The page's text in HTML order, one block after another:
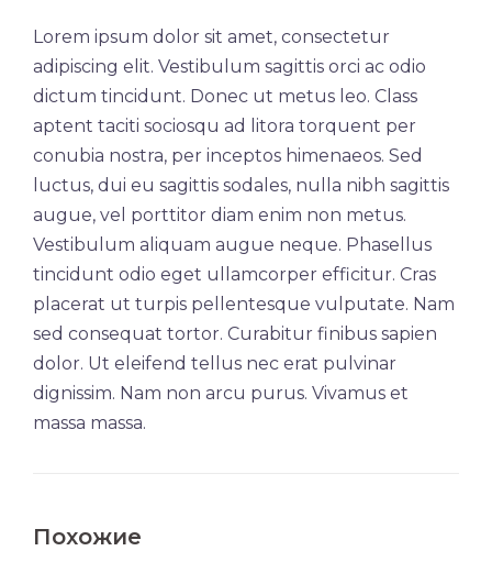
Lorem ipsum dolor sit amet, consectetur
adipiscing elit. Vestibulum sagittis orci ac odio
dictum tincidunt. Donec ut metus leo. Class
aptent taciti sociosqu ad litora torquent per
conubia nostra, per inceptos himenaeos. Sed
luctus, dui eu sagittis sodales, nulla nibh sagittis
augue, vel porttitor diam enim non metus.
Vestibulum aliquam augue neque. Phasellus
tincidunt odio eget ullamcorper efficitur. Cras
placerat ut turpis pellentesque vulputate. Nam
sed consequat tortor. Curabitur finibus sapien
dolor. Ut eleifend tellus nec erat pulvinar
dignissim. Nam non arcu purus. Vivamus et
massa massa.
Похожие